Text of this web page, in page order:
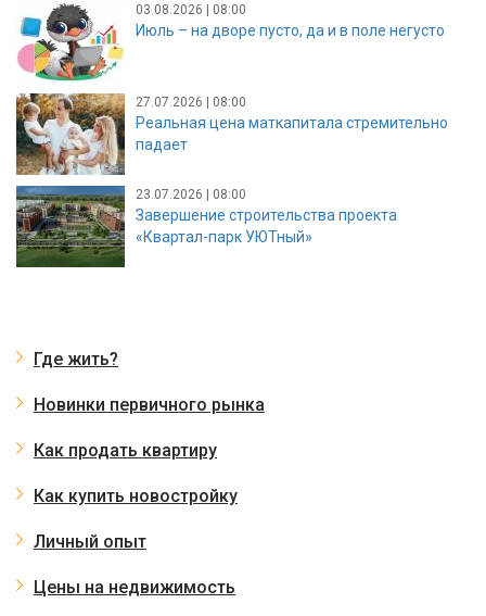
03.08.2026 | 08:00
Июль – на дворе пусто, да и в поле негусто
27.07.2026 | 08:00
Реальная цена маткапитала стремительно
падает
23.07.2026 | 08:00
Завершение строительства проекта
«Квартал-парк УЮТный»
Где жить?
Новинки первичного рынка
Как продать квартиру
Как купить новостройку
Личный опыт
Цены на недвижимость